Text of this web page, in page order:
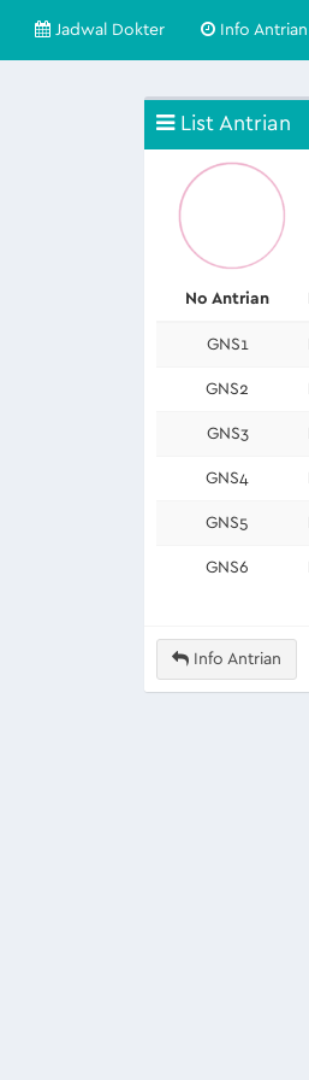
Jadwal Dokter Info Antrian
List Antrian
No Antrian
GNS1
GNS2
GNS3
GNS4
GNS5
GNS6
Info Antrian